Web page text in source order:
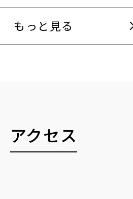
もっと見る
アクセス